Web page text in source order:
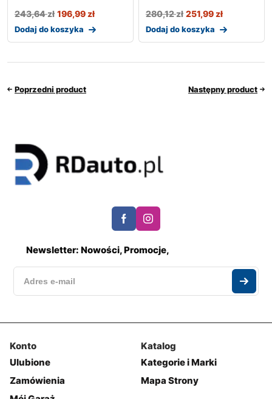
243,64zł 196,99zł
Dodaj do koszyka
280,12zł 251,99zł
Dodaj do koszyka
Poprzedni product Następny product
Newsletter: Nowości, Promocje,
Konto
Ulubione
Zamówienia
Katalog
Kategorie i Marki
Mapa Strony